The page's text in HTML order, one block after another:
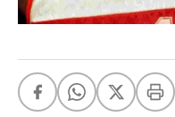
FEEDS
Πάσχα
Retro